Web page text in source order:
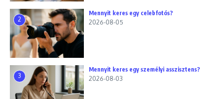
2
Mennyit keres egy celebfotós?
2026-08-05
3
Mennyit keres egy személyi asszisztens?
2026-08-03